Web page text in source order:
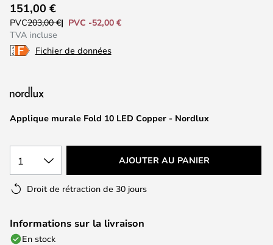
to
the
beginning
of
images
Applique murale Fold 10 LED Copper - Nordlux
151,00 €
PVC203,00 €
PVC -52,00 €
TVA incluse
Fichier de données
1 AJOUTER AU PANIER
Droit de rétraction de 30 jours
Informations sur la livraison
En stock